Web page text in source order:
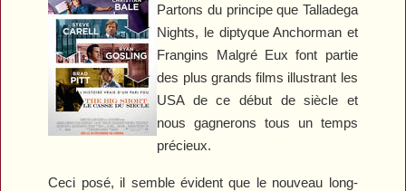
Partons du principe que Talladega
Nights, le diptyqueAnchorman et
Frangins Malgré Eux font partie
des plus grands films illustrant les
USA de ce début de siècle et
nous gagnerons tous un temps
précieux.
Ceci posé, il semble évident que le nouveau long-